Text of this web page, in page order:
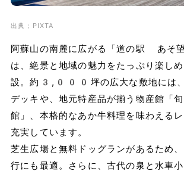
出典；PIXTA
阿蘇山の南麓に広がる「道の駅 あそ望
は、絶景と地域の魅力をたっぷり楽し
設。約3,000坪の広大な敷地には、
デッキや、地元特産品が揃う物産館「
館」、本格的なあか牛料理を味わえる
充実しています。
芝生広場と無料ドッグランがあるため
行にも最適。さらに、古代の泉と水車